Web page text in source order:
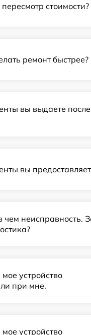
стоимости?
ремонт быстрее?
вы выдаете после
вы
неисправность.
устройство
при мне.
устройство